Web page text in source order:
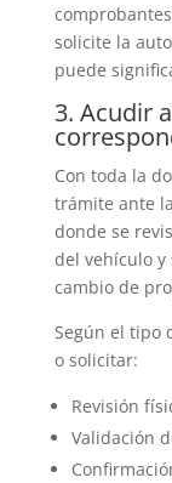
solicite la
puede
3. Acudir
Con toda la
trámite ante
donde se
del vehículo y
cambio de
Según el tipo
o solicitar:
Revisión
Validación